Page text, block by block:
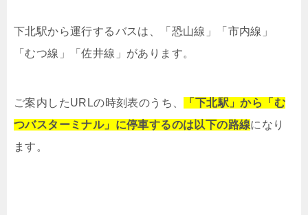
下北駅から運行するバスは、「恐山線」「市内線」
「むつ線」「佐井線」があります。
ご案内したURLの時刻表のうち、
「下北駅」から「む
つバスターミナル」に停車するのは以下の路線になり
ます。